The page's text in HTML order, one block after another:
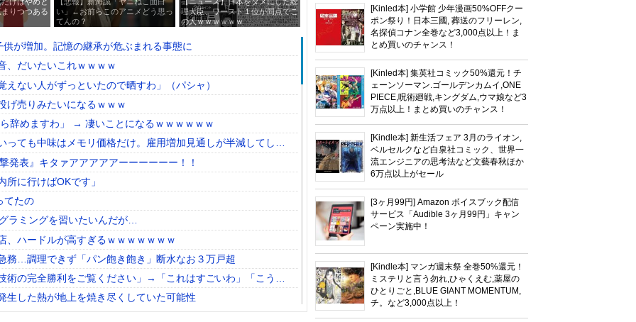
りつつある
い」←お前らこのアニメどう思っ
てんの？
理大臣、ワースト１位が同点でこ
の人ｗｗｗｗｗｗ
ぁ」「心が安らぐなぁ」と思うと
島ユナイテッドの“ゆないくー”、
ホーム開幕戦に新フェイスで登場
供が増加。記憶の継承が危ぶまれる事態に
、だいたいこれｗｗｗｗ
えない人がずっといたので晒すわ」（パシャ）
げ売りみたいになるｗｗｗ
辞めますわ」 → 凄いことになるｗｗｗｗｗｗ
っても中味はメモリ価格だけ。雇用増加見通しが半減してしま
況っすね
発表』キタァアアアアアーーーーーー！！
に行けばOKです」
てたの
ラミングを習いたいんだが…
、ハードルが高すぎるｗｗｗｗｗｗｗ
務…調理できず「パン飽き飽き」断水なお３万戸超
術の完全勝利をご覧ください」→「これはすごいわ」「こうい
じがしない・・・」「あれがまさに経験値である」
生した熱が地上を焼き尽くしていた可能性
がセールに！
[Kinled本] 小学館 少年漫画50%OFFクー
ポン祭り！日本三國, 葬送のフリーレン,
名探偵コナン全巻など3,000点以上！ま
とめ買いのチャンス！
[Kinled本] 集英社コミック50%還元！チ
ェーンソーマン.ゴールデンカムイ,ONE
PIECE,呪術廻戦,キングダム,ウマ娘など3
万点以上！まとめ買いのチャンス！
[Kindle本] 新生活フェア 3月のライオン,
ベルセルクなど白泉社コミック、世界一
流エンジニアの思考法など文藝春秋ほか
6万点以上がセール
[3ヶ月99円] Amazon ボイスブック配信
サービス「Audible 3ヶ月99円」キャン
ペーン実施中！
[Kindle本] マンガ週末祭 全巻50%還元！
ミステリと言う勿れ,ひゃくえむ,薬屋の
ひとりごと,BLUE GIANT MOMENTUM,
チ。など3,000点以上！